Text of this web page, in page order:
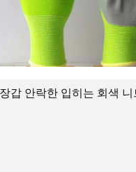
갑 안락한 입히는 회색